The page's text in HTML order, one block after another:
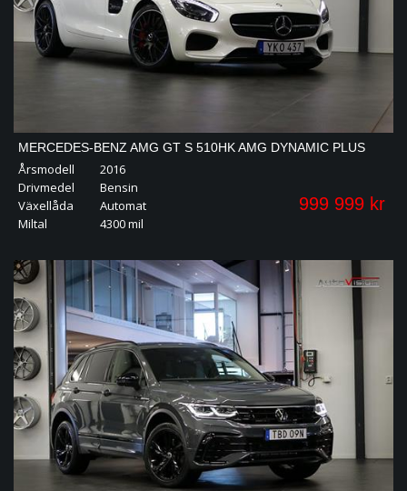
MERCEDES-BENZ AMG GT S 510HK AMG DYNAMIC PLUS
BURMESTER PANO 2-TONE SKAL 20"
Årsmodell
2016
Drivmedel
Bensin
Växellåda
Automat
Miltal
4300 mil
999 999 kr